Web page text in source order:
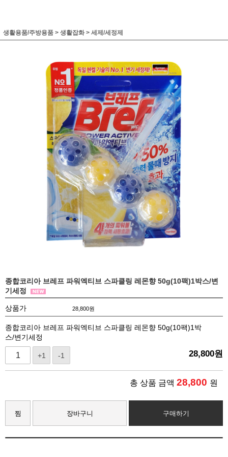
생활용품/주방용품 > 생활잡화 > 세제/세정제
종합코리아 브레프 파워엑티브 스파클링 레몬향 50g(10팩)1박스/변
기세정
상품가 28,800원
종합코리아 브레프 파워엑티브 스파클링 레몬향 50g(10팩)1박
스/변기세정
+1 -1 28,800원
총 상품 금액 28,800 원
찜 장바구니 구매하기